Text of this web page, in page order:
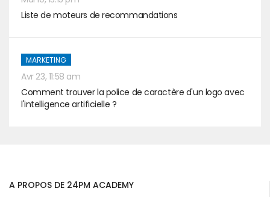
Liste de moteurs de recommandations
MARKETING
Avr 23, 11:58 am
Comment trouver la police de caractère d'un logo avec
l'intelligence artificielle ?
A PROPOS DE 24PM ACADEMY